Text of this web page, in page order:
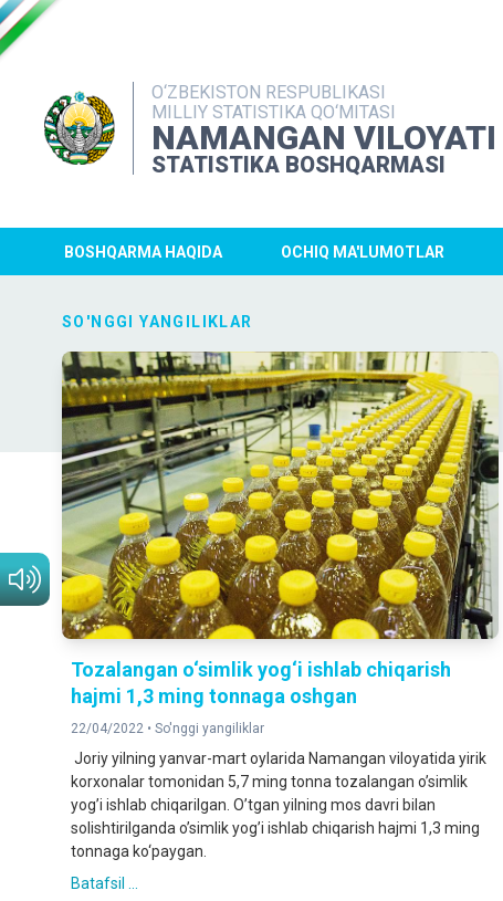
O‘ZBEKISTON RESPUBLIKASI
MILLIY STATISTIKA QO‘MITASI
NAMANGAN VILOYATI
STATISTIKA BOSHQARMASI
BOSHQARMA HAQIDA OCHIQ MA'LUMOTLAR
SO'NGGI YANGILIKLAR
Tozalangan o‘simlik yog‘i ishlab chiqarish
hajmi 1,3 ming tonnaga oshgan
22/04/2022 • So'nggi yangiliklar
Joriy yilning yanvar-mart oylarida Namangan viloyatida yirik
korxonalar tomonidan 5,7 ming tonna tozalangan oʼsimlik
yogʼi ishlab chiqarilgan. Oʼtgan yilning mos davri bilan
solishtirilganda oʼsimlik yogʼi ishlab chiqarish hajmi 1,3 ming
tonnaga ko‘paygan.
Batafsil ...